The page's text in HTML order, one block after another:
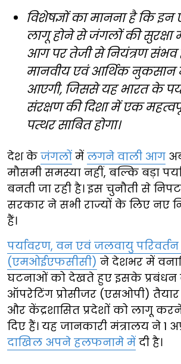
विशेषज्ञों का मानना है कि
लागू होने से जंगलों की सुरक्षा
आग पर तेजी से नियंत्रण संभव
मानवीय एवं आर्थिक नुकसान
आएगी, जिससे यह भारत के
संरक्षण की दिशा में एक
पत्थर साबित होगा।
देश के जंगलों में लगने वाली आग
मौसमी समस्या नहीं, बल्कि बड़ा
बनती जा रही है। इस चुनौती से
सरकार ने सभी राज्यों के लिए नए
हैं।
पर्यावरण, वन एवं जलवायु परिवर्तन
(एमओईएफसीसी) ने देशभर में
घटनाओं को देखते हुए इसके प्रबंधन
ऑपरेटिंग प्रोसीजर (एसओपी)
और केंद्रशासित प्रदेशों को लागू
दिए हैं। यह जानकारी मंत्रालय ने 1
दाखिल अपने हलफनामे में दी है।